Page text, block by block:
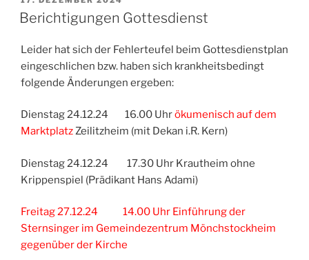
AM
Berichtigungen Gottesdienst
Leider hat sich der Fehlerteufel beim Gottesdienstplan
eingeschlichen bzw. haben sich krankheitsbedingt
folgende Änderungen ergeben:
Dienstag 24.12.24 16.00 Uhrökumenisch auf dem
MarktplatzZeilitzheim (mit Dekan i.R. Kern)
Dienstag 24.12.24 17.30 Uhr Krautheim ohne
Krippenspiel (Prädikant Hans Adami)
Freitag 27.12.24 14.00 Uhr Einführung der
Sternsinger im Gemeindezentrum Mönchstockheim
gegenüber der Kirche